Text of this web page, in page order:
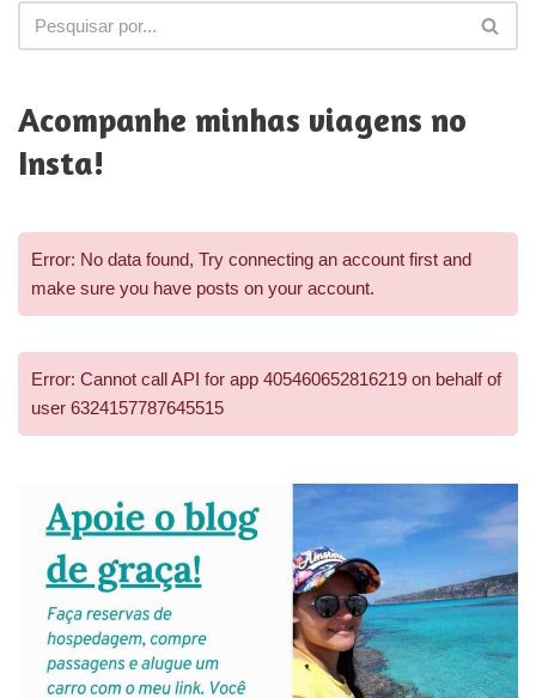
Acompanhe minhas viagens no
Insta!
Error: No data found, Try connecting an account first and
make sure you have posts on your account.
Error: Cannot call API for app 405460652816219 on behalf of
user 6324157787645515